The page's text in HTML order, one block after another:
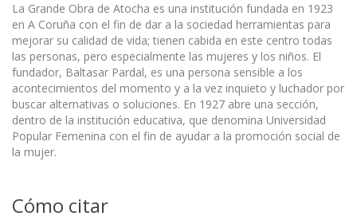
La Grande Obra de Atocha es una institución fundada en 1923
en A Coruña con el fin de dar a la sociedad herramientas para
mejorar su calidad de vida; tienen cabida en este centro todas
las personas, pero especialmente las mujeres y los niños. El
fundador, Baltasar Pardal, es una persona sensible a los
acontecimientos del momento y a la vez inquieto y luchador por
buscar alternativas o soluciones. En 1927 abre una sección,
dentro de la institución educativa, que denomina Universidad
Popular Femenina con el fin de ayudar a la promoción social de
la mujer.
Cómo citar